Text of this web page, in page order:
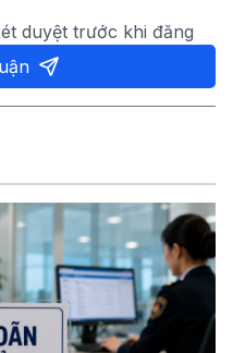
duyệt trước khi đăng